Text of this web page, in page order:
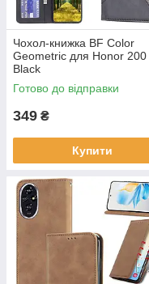
Чохол-книжка BF Color
Geometric для Honor 200
Black
Готово до відправки
349 ₴
Купити